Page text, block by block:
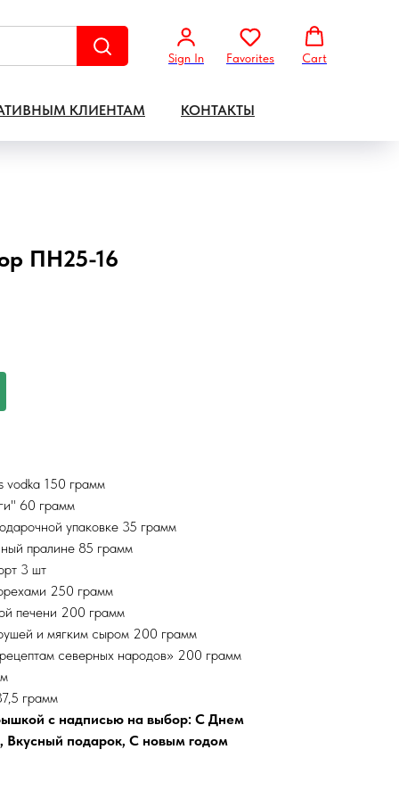
Sign In Favorites Cart
КЛИЕНТАМ КОНТАКТЫ
ПН25-16
vodka 150 грамм
60 грамм
упаковке 35 грамм
пралине 85 грамм
3 шт
250 грамм
печени 200 грамм
и мягким сыром 200 грамм
северных народов» 200 грамм
грамм
с надписью на выбор: С Днем
Вкусный подарок, С новым годом